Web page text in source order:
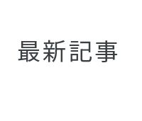
最新記事